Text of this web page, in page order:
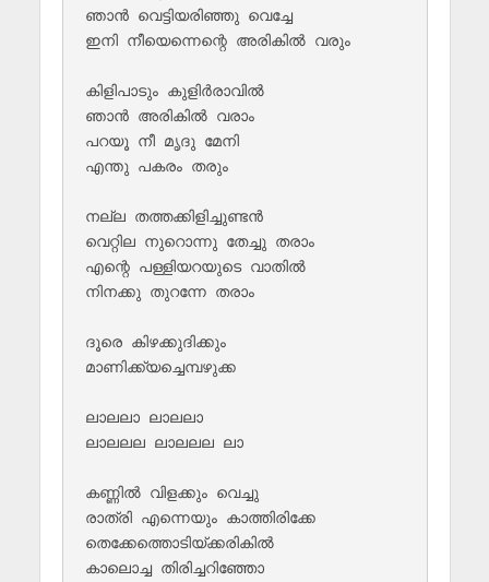
ഞാന്‍ വെട്ടിയരിഞ്ഞു വെച്ചേ
ഇനി നീയെന്നെന്റെ അരികില്‍ വരും
കിളിപാടും കുളിര്‍രാവില്‍
ഞാന്‍ അരികില്‍ വരാം
പറയൂ നീ മൃദു മേനി
എന്തു പകരം തരും
നല്ല തത്തക്കിളിച്ചുണ്ടന്‍
വെറ്റില നുറൊന്നു തേച്ചു തരാം
എന്റെ പള്ളിയറയുടെ വാതില്‍
നിനക്കു തുറന്നേ തരാം
ദൂരെ കിഴക്കുദിക്കും
മാണിക്ക്യച്ചെമ്പഴുക്ക
ലാലലാ ലാലലാ
ലാലലല ലാലലല ലാ
കണ്ണില്‍ വിളക്കും വെച്ചു
രാത്രി എന്നെയും കാത്തിരിക്കേ
തെക്കേത്തൊടിയ്ക്കരികില്‍
കാലൊച്ച തിരിച്ചറിഞ്ഞോ